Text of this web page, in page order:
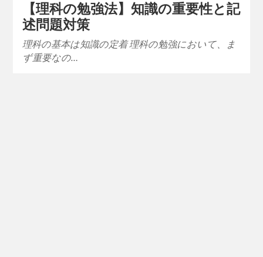
【理科の勉強法】知識の重要性と記
述問題対策
理科の基本は知識の定着 理科の勉強において、ま
ず重要なの…